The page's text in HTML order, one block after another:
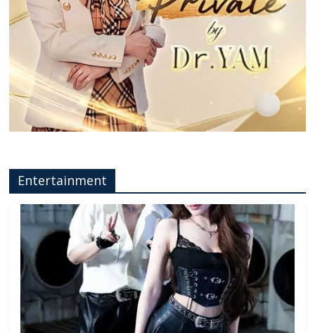
Entertainment